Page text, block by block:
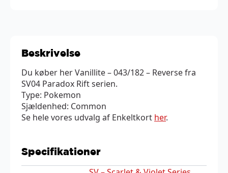
Beskrivelse
Du køber her Vanillite – 043/182 – Reverse fra
SV04 Paradox Rift serien.
Type: Pokemon
Sjældenhed: Common
Se hele vores udvalg af Enkeltkort her.
Specifikationer